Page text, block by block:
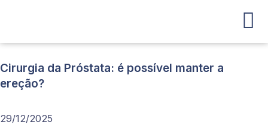
o
conteúdo
Cirurgia da Próstata: é possível manter a
ereção?
29/12/2025